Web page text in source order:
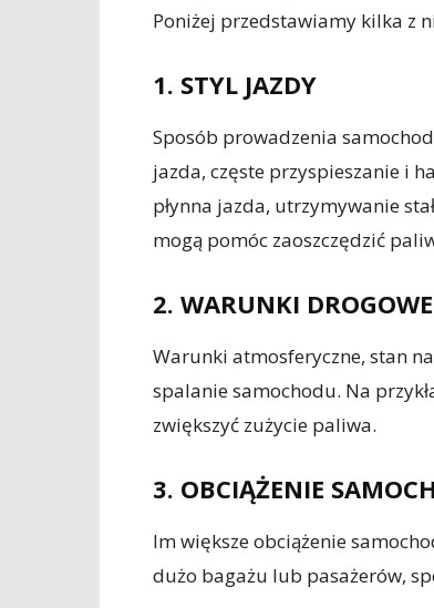
Poniżej przedstawiamy kilka z
1. STYL JAZDY
Sposób prowadzenia
jazda, częste przyspieszanie i
płynna jazda, utrzymywanie
mogą pomóc zaoszczędzić
2. WARUNKI DROGOWE
Warunki atmosferyczne, stan
spalanie samochodu. Na
zwiększyć zużycie paliwa.
3. OBCIĄŻENIE
Im większe obciążenie
dużo bagażu lub pasażerów,